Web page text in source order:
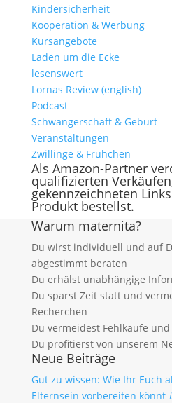
Kindersicherheit
Kooperation & Werbung
Kursangebote
Laden um die Ecke
lesenswert
Lornas Review (english)
Podcast
Schwangerschaft & Geburt
Veranstaltungen
Zwillinge & Frühchen
Als Amazon-Partner
qualifizierten
gekennzeichneten
Produkt bestellst.
Warum maternita?
Du wirst individuell und auf
abgestimmt beraten
Du erhälst unabhängige
Du sparst Zeit statt und
Recherchen
Du vermeidest Fehlkäufe
Du profitierst von unserem
Neue Beiträge
Gut zu wissen: Wie Ihr Euch
Elternsein vorbereiten könnt